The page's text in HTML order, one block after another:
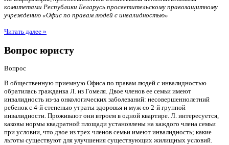
комитетами Республики Беларусь просветительскому правозащитному
учреждению «Офис по правам людей с инвалидностью»
Читать далее »
Вопрос юристу
Вопрос
В общественную приемную Офиса по правам людей с инвалидностью
обратилась гражданка Л. из Гомеля. Двое членов ее семьи имеют
инвалидность из-за онкологических заболеваний: несовершеннолетний
ребенок с 4-й степенью утраты здоровья и муж со 2-й группой
инвалидности. Проживают они втроем в одной квартире. Л. интересуется,
каковы нормы квадратной площади установлены на каждого члена семьи
при условии, что двое из трех членов семьи имеют инвалидность; какие
льготы существуют для улучшения существующих жилищных условий.